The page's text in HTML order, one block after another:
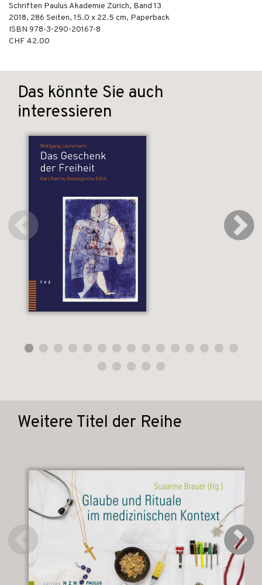
Schriften Paulus Akademie Zürich, Band 13
2018, 286 Seiten, 15.0 x 22.5 cm, Paperback
ISBN 978-3-290-20167-8
CHF 42.00
Das könnte Sie auch
interessieren
Weitere Titel der Reihe